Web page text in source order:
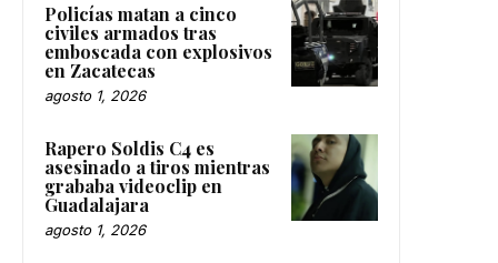
Policías matan a cinco
civiles armados tras
emboscada con explosivos
en Zacatecas
agosto 1, 2026
Rapero Soldis C4 es
asesinado a tiros mientras
grababa videoclip en
Guadalajara
agosto 1, 2026